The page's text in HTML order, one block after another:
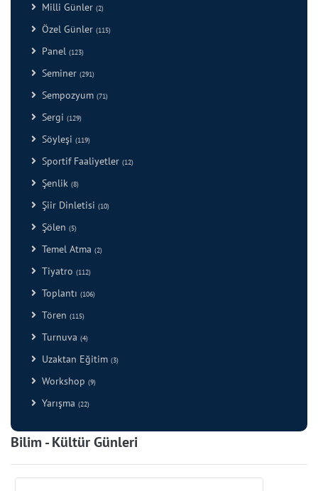
Milli Günler (2)
Özel Günler (115)
Panel (123)
Seminer (291)
Sempozyum (71)
Sergi (129)
Söyleşi (119)
Sportif Faaliyetler (12)
Şenlik (8)
Şiir Dinletisi (10)
Şölen (5)
Temel Atma (2)
Tiyatro (112)
Toplantı (106)
Tören (115)
Turnuva (4)
Uzaktan Eğitim (3)
Workshop (9)
Yarışma (22)
Bilim - Kültür Günleri